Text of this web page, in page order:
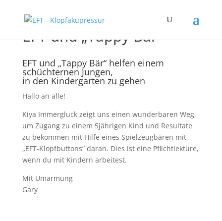
EFT und „Tappy Bär“
EFT und „Tappy Bär“ helfen einem
schüchternen Jungen,
in den Kindergarten zu gehen
Hallo an alle!
Kiya Immergluck zeigt uns einen wunderbaren Weg,
um Zugang zu einem 5jährigen Kind und Resultate
zu bekommen mit Hilfe eines Spielzeugbären mit
„EFT-Klopfbuttons“ daran. Dies ist eine Pflichtlektüre,
wenn du mit Kindern arbeitest.
Mit Umarmung
Gary